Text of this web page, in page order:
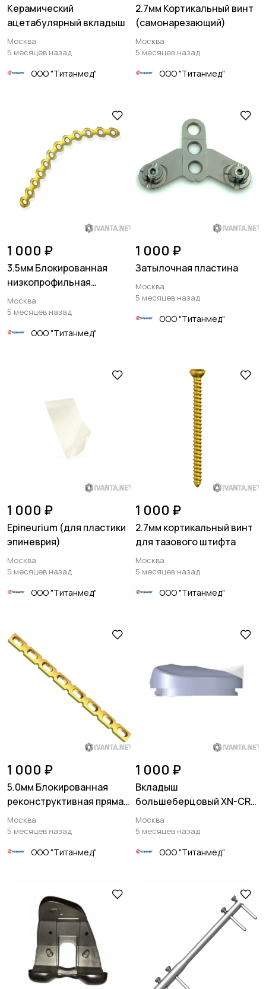
Керамический
ацетабулярный вкладыш
Москва
5 месяцев назад
ООО "Титанмед"
2.7мм Кортикальный винт
(самонарезающий)
Москва
5 месяцев назад
ООО "Титанмед"
1 000 ₽
3.5мм Блокированная
низкопрофильная
изогнутая
реконструктивная
Москва
5 месяцев назад
ООО "Титанмед"
1 000 ₽
Затылочная пластина
Москва
5 месяцев назад
ООО "Титанмед"
1 000 ₽
Epineurium (для пластики
эпиневрия)
Москва
5 месяцев назад
ООО "Титанмед"
1 000 ₽
2.7мм кортикальный винт
для тазового штифта
Москва
5 месяцев назад
ООО "Титанмед"
1 000 ₽
5.0мм Блокированная
реконструктивная прямая
пластина
Москва
5 месяцев назад
ООО "Титанмед"
1 000 ₽
Вкладыш
большеберцовый XN-CR-
2
Москва
5 месяцев назад
ООО "Титанмед"